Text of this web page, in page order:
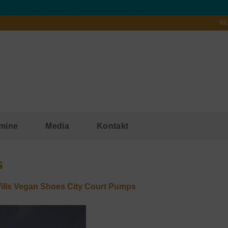
Media Kontakt
Vegan Shoes City Court Pumps